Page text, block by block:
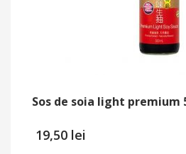
Sos de soia light premium
19,50 lei